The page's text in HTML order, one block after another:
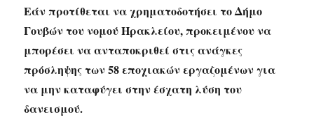
Εάν προτίθεται να χρηματοδοτήσει το Δήμο
Γουβών του νομού Ηρακλείου, προκειμένου να
μπορέσει να ανταποκριθεί στις ανάγκες
πρόσληψης των 58 εποχιακών εργαζομένων για
να μην καταφύγει στην έσχατη λύση του
δανεισμού.